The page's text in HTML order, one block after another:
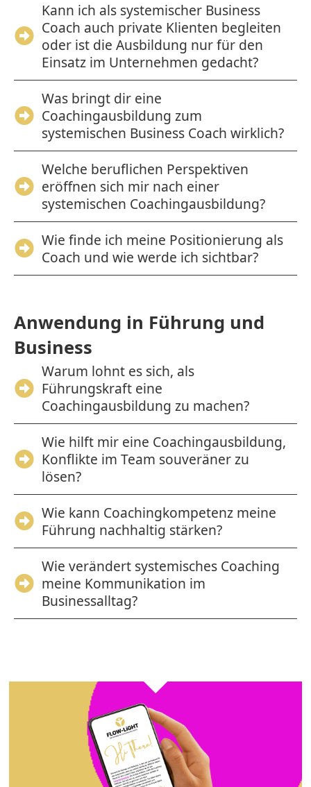
Kann ich als systemischer Business
Coach auch private Klienten begleiten
oder ist die Ausbildung nur für den
Einsatz im Unternehmen gedacht?
Was bringt dir eine
Coachingausbildung zum
systemischen Business Coach wirklich?
Welche beruflichen Perspektiven
eröffnen sich mir nach einer
systemischen Coachingausbildung?
Wie finde ich meine Positionierung als
Coach und wie werde ich sichtbar?
Anwendung in Führung und
Business
Warum lohnt es sich, als
Führungskraft eine
Coachingausbildung zu machen?
Wie hilft mir eine Coachingausbildung,
Konflikte im Team souveräner zu
lösen?
Wie kann Coachingkompetenz meine
Führung nachhaltig stärken?
Wie verändert systemisches Coaching
meine Kommunikation im
Businessalltag?